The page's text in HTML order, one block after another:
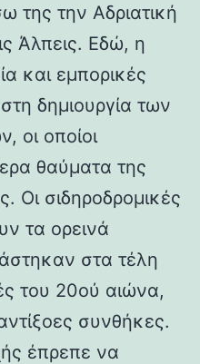
της την Αδριατική
Άλπεις. Εδώ, η
και εμπορικές
δημιουργία των
οι οποίοι
θαύματα της
Οι σιδηροδρομικές
τα ορεινά
στα τέλη
του 20ού αιώνα,
συνθήκες.
έπρεπε να